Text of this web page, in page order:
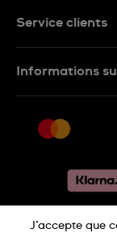
Service clients
Retours
Conditions
Informations
Jobs
J’accepte que